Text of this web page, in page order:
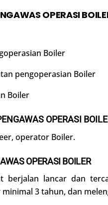
OPERASI
Boiler
pengoperasian Boiler
Boiler
OPERASI
operator Boiler.
OPERASI BOILER
berjalan lancar dan
3 tahun, dan